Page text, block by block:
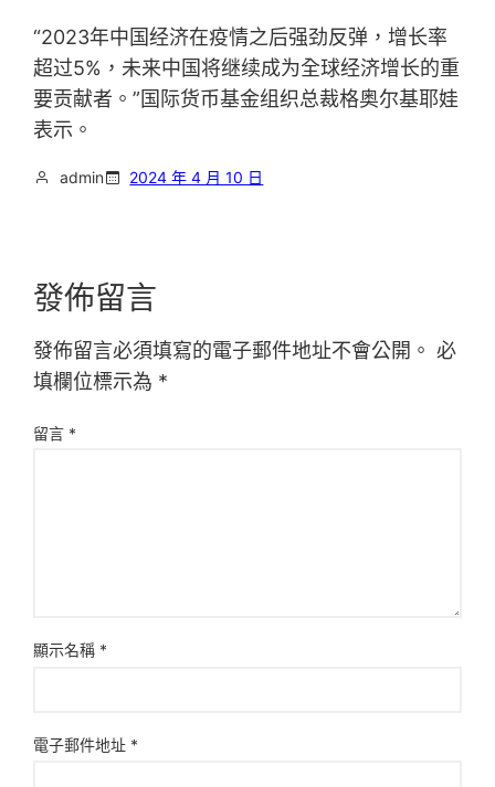
“2023年中国经济在疫情之后强劲反弹，增长率
超过5%，未来中国将继续成为全球经济增长的重
要贡献者。”国际货币基金组织总裁格奥尔基耶娃
表示。
admin 2024 年 4 月 10 日
發佈留言
發佈留言必須填寫的電子郵件地址不會公開。 必
填欄位標示為 *
留言 *
顯示名稱 *
電子郵件地址 *